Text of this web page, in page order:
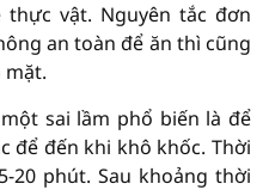
vật. Nguyên tắc đơn
an toàn để ăn thì cũng
mặt.
sai lầm phổ biến là để
để đến khi khô khốc. Thời
20 phút. Sau khoảng thời